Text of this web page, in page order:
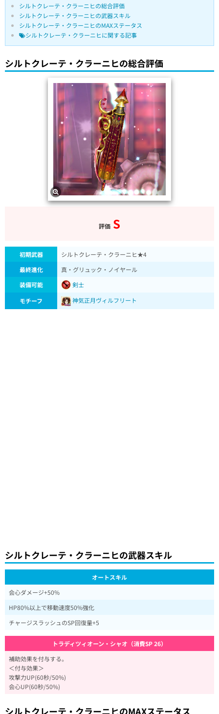
シルトクレーテ・クラーニヒの総合評価
シルトクレーテ・クラーニヒの武器スキル
シルトクレーテ・クラーニヒのMAXステータス
シルトクレーテ・クラーニヒに関する記事
シルトクレーテ・クラーニヒの総合評価
評価 S
初期武器
シルトクレーテ・クラーニヒ★4
最終進化
真・グリュック・ノイヤール
装備可能
剣士
モチーフ
神気正月ヴィルフリート
シルトクレーテ・クラーニヒの武器スキル
オートスキル
会心ダメージ+50%
HP80%以上で移動速度50%強化
チャージスラッシュのSP回復量+5
トラディツィオーン・シャオ（消費SP 26）
補助効果を付与する。
＜付与効果＞
攻撃力UP(60秒/50%)
会心UP(60秒/50%)
シルトクレーテ・クラーニヒのMAXステータス